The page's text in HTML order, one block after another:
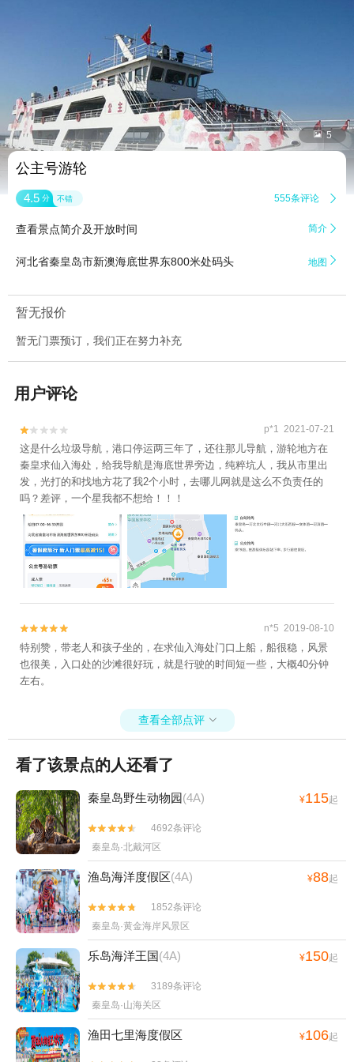
 5
公主号游轮
4.5 分 不错 555条评论 
查看景点简介及开放时间 简介 
河北省秦皇岛市新澳海底世界东800米处码头 地图 
暂无报价
暂无门票预订，我们正在努力补充
用户评论

 p*1 2021-07-21
这是什么垃圾导航，港口停运两三年了，还往那儿导航，游轮地方在
秦皇求仙入海处，给我导航是海底世界旁边，纯粹坑人，我从市里出
发，光打的和找地方花了我2个小时，去哪儿网就是这么不负责任的
吗？差评，一个星我都不想给！！！

 n*5 2019-08-10
特别赞，带老人和孩子坐的，在求仙入海处门口上船，船很稳，风景
也很美，入口处的沙滩很好玩，就是行驶的时间短一些，大概40分钟
左右。
查看全部点评 
看了该景点的人还看了
秦皇岛野生动物园(4A) ¥115起


4692条评论
秦皇岛·北戴河区
渔岛海洋度假区(4A) ¥88起


1852条评论
秦皇岛·黄金海岸风景区
乐岛海洋王国(4A) ¥150起


3189条评论
秦皇岛·山海关区
渔田七里海度假区 ¥106起